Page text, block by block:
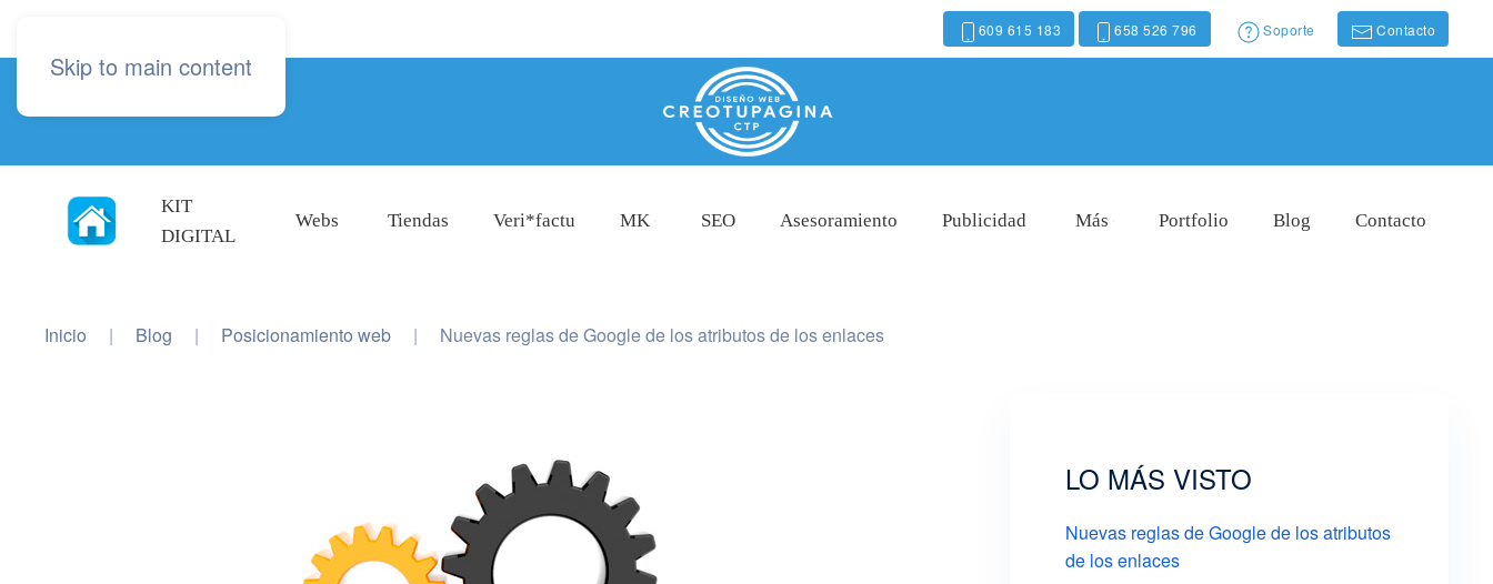
Skip to main content
609 615 183 658 526 796 Soporte Contacto
KIT
DIGITAL
Webs Tiendas Veri*factu MK SEO Asesoramiento Publicidad Más Portfolio Blog Contacto
Inicio Blog Posicionamiento web Nuevas reglas de Google de los atributos de los enlaces
LO MÁS VISTO
Nuevas reglas de Google de los atributos
de los enlaces